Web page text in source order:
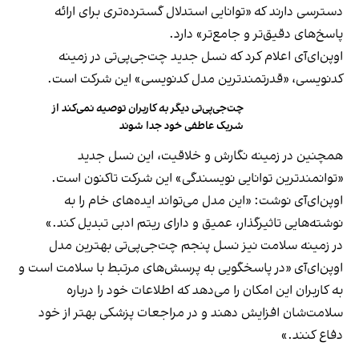
دسترسی دارند که «توانایی استدلال گسترده‌تری برای ارائه
پاسخ‌های دقیق‌تر و جامع‌تر» دارد.
اوپن‌ای‌آی اعلام کرد که نسل جدید چت‌جی‌پی‌تی در زمینه
کدنویسی، «قدرتمندترین مدل کدنویسی» این شرکت است.
چت‌جی‌پی‌تی دیگر به کاربران توصیه نمی‌کند از
شریک عاطفی خود جدا شوند
همچنین در زمینه نگارش و خلاقیت، این نسل جدید
«توانمندترین توانایی نویسندگی» این شرکت تاکنون است.
اوپن‌ای‌آی نوشت: «این مدل می‌تواند ایده‌های خام را به
نوشته‌هایی تاثیرگذار، عمیق و دارای ریتم ادبی تبدیل کند.»
در زمینه سلامت نیز نسل پنجم چت‌جی‌پی‌تی بهترین مدل
اوپن‌ای‌آی «در پاسخگویی به پرسش‌های مرتبط با سلامت است و
به کاربران این امکان را می‌دهد که اطلاعات خود را درباره
سلامت‌شان افزایش دهند و در مراجعات پزشکی بهتر از خود
دفاع کنند.»